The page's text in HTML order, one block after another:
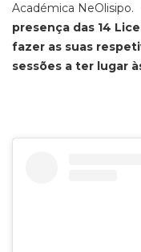
Académica NeOlisipo.
presença das 14
fazer as suas
sessões a ter lugar